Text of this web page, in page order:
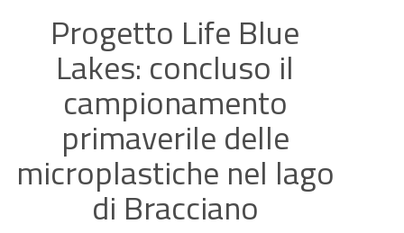
Progetto Life Blue
Lakes: concluso il
campionamento
primaverile delle
microplastiche nel lago
di Bracciano